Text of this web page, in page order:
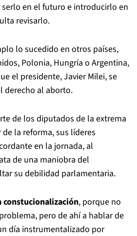
en el futuro e introducirlo en
revisarlo.
lo sucedido en otros países,
Polonia, Hungría o Argentina,
el presidente, Javier Milei, se
derecho al aborto.
de los diputados de la extrema
la reforma, sus líderes
en la jornada, al
de una maniobra del
su debilidad parlamentaria.
constucionalización, porque no
pero de ahí a hablar de
día instrumentalizado por